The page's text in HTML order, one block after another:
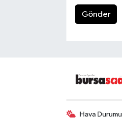
Gönder
Hava Durumu